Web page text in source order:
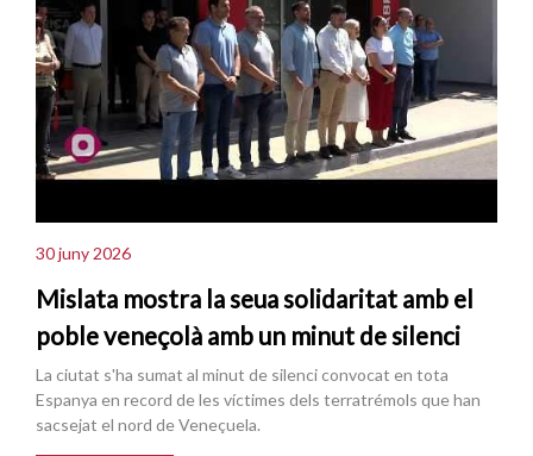
30 juny 2026
Mislata mostra la seua solidaritat amb el
poble veneçolà amb un minut de silenci
La ciutat s'ha sumat al minut de silenci convocat en tota
Espanya en record de les víctimes dels terratrémols que han
sacsejat el nord de Veneçuela.